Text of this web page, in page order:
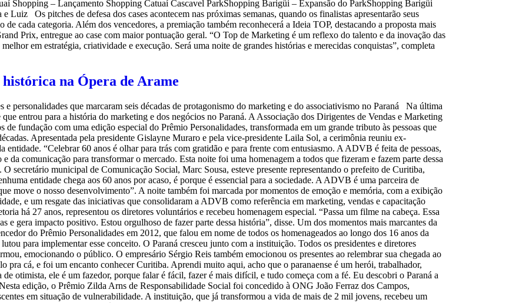
Shopping – Lançamento Shopping Catuaí Cascavel ParkShopping Barigüi – Expansão do ParkShopping Barigüi
Luiz Os pitches de defesa dos cases acontecem nas próximas semanas, quando os finalistas apresentarão seus
cada categoria. Além dos vencedores, a premiação também reconhecerá a Ideia TOP, destacando a proposta mais
Prix, entregue ao case com maior pontuação geral. “O Top de Marketing é um reflexo do talento e da inovação das
em estratégia, criatividade e execução. Será uma noite de grandes histórias e merecidas conquistas”, completa
na Ópera de Arame
e personalidades que marcaram seis décadas de protagonismo do marketing e do associativismo no Paraná Na última
entrou para a história do marketing e dos negócios no Paraná. A Associação dos Dirigentes de Vendas e Marketing
fundação com uma edição especial do Prêmio Personalidades, transformada em um grande tributo às pessoas que
Apresentada pela presidente Gislayne Muraro e pela vice-presidente Laila Sol, a cerimônia reuniu ex-
entidade. “Celebrar 60 anos é olhar para trás com gratidão e para frente com entusiasmo. A ADVB é feita de pessoas,
da comunicação para transformar o mercado. Esta noite foi uma homenagem a todos que fizeram e fazem parte dessa
secretário municipal de Comunicação Social, Marc Sousa, esteve presente representando o prefeito de Curitiba,
entidade chega aos 60 anos por acaso, é porque é essencial para a sociedade. A ADVB é uma parceira de
move o nosso desenvolvimento”. A noite também foi marcada por momentos de emoção e memória, com a exibição
e um resgate das iniciativas que consolidaram a ADVB como referência em marketing, vendas e capacitação
há 27 anos, representou os diretores voluntários e recebeu homenagem especial. “Passa um filme na cabeça. Essa
e gera impacto positivo. Estou orgulhoso de fazer parte dessa história”, disse. Um dos momentos mais marcantes da
do Prêmio Personalidades em 2012, que falou em nome de todos os homenageados ao longo dos 16 anos da
para implementar esse conceito. O Paraná cresceu junto com a instituição. Todos os presidentes e diretores
emocionando o público. O empresário Sérgio Reis também emocionou os presentes ao relembrar sua chegada ao
pra cá, e foi um encanto conhecer Curitiba. Aprendi muito aqui, acho que o paranaense é um herói, trabalhador,
otimista, ele é um fazedor, porque falar é fácil, fazer é mais difícil, e tudo começa com a fé. Eu descobri o Paraná a
edição, o Prêmio Zilda Arns de Responsabilidade Social foi concedido à ONG João Ferraz dos Campos,
em situação de vulnerabilidade. A instituição, que já transformou a vida de mais de 2 mil jovens, recebeu um